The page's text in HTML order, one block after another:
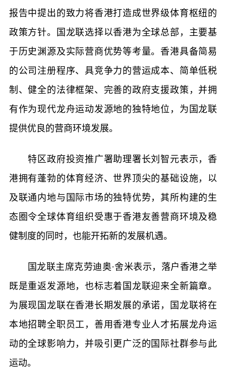
报告中提出的致力将香港打造成世界级体育枢纽的
政策方针。国龙联选择以香港为全球总部，主要基
于历史渊源及实际营商优势等考量。香港具备简易
的公司注册程序、具竞争力的营运成本、简单低税
制、健全的法律框架、完善的政府支援政策，并拥
有作为现代龙舟运动发源地的独特地位，为国龙联
提供优良的营商环境发展。
特区政府投资推广署助理署长刘智元表示，香
港拥有蓬勃的体育经济、世界顶尖的基础设施，以
及联通内地与国际市场的独特优势，其所构建的生
态圈令全球体育组织受惠于香港友善营商环境及稳
健制度的同时，也能开拓新的发展机遇。
国龙联主席克劳迪奥·舍米表示，落户香港之举
既是重返发源地，也标志着国龙联迎来全新篇章。
为展现国龙联在香港长期发展的承诺，国龙联将在
本地招聘全职员工，善用香港专业人才拓展龙舟运
动的全球影响力，并吸引更广泛的国际社群参与此
运动。